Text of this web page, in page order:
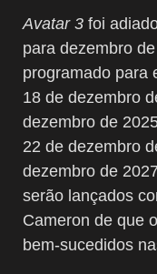
Avatar 3 foi
para dezembro
programado para
18 de dezembro
dezembro de
22 de dezembro
dezembro de
serão lançados
Cameron de que
bem-sucedidos